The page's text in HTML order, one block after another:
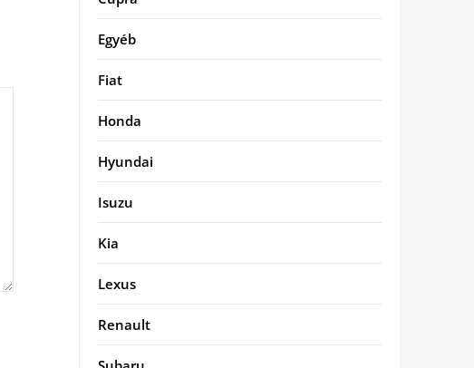
Egyéb
Fiat
Honda
Hyundai
Isuzu
Kia
Lexus
Renault